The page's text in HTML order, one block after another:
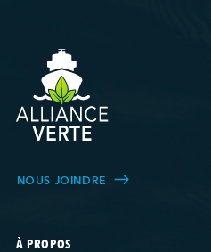
NOUS JOINDRE
À PROPOS